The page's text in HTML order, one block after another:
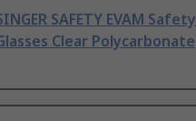
SAFETY EVAM Safety
Clear Polycarbonate